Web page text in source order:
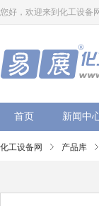
您好，欢迎来到化工设备
首页 新闻中
化工设备网 产品库